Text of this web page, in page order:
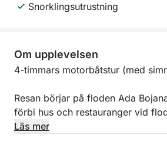
Snorklingsutrustning
Om upplevelsen
4-timmars motorbåtstur (med
Resan börjar på floden Ada
förbi hus och restauranger vid
ser du sångerskan Rita Oras hus
Läs mer